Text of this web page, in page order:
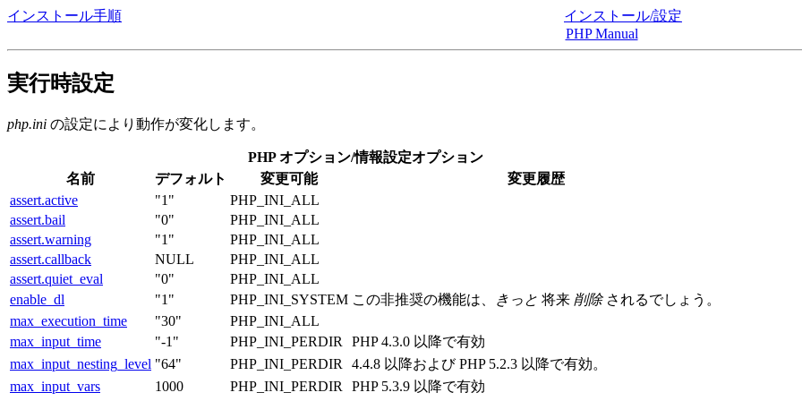
インストール手順
インストール/設定
PHP Manual
実行時設定
php.ini の設定により動作が変化します。
PHP オプション/情報設定オプション
名前
デフォルト 変更可能
変更履歴
assert.active
"1"
PHP_INI_ALL
assert.bail
"0"
PHP_INI_ALL
assert.warning
"1"
PHP_INI_ALL
assert.callback
NULL
PHP_INI_ALL
assert.quiet_eval
"0"
PHP_INI_ALL
enable_dl
"1" PHP_INI_SYSTEM この非推奨の機能は、 きっと 将来 削除されるでしょう。
max_execution_time
"30"
PHP_INI_ALL
max_input_time
"-1" PHP_INI_PERDIR
PHP 4.3.0 以降で有効
max_input_nesting_level "64" PHP_INI_PERDIR
4.4.8 以降および PHP 5.2.3 以降で有効。
max_input_vars
1000 PHP_INI_PERDIR
PHP 5.3.9 以降で有効